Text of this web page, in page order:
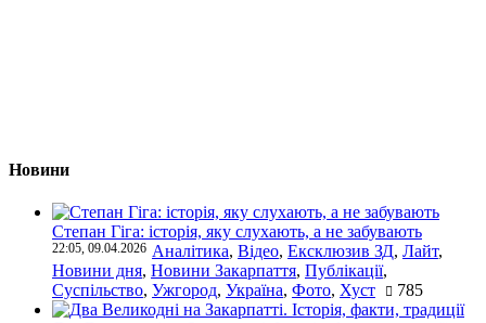
Новини
Степан Гіга: історія, яку слухають, а не забувають
22:05, 09.04.2026 Аналітика, Відео, Ексклюзив ЗД, Лайт,
Новини дня, Новини Закарпаття, Публікації,
Суспільство, Ужгород, Україна, Фото, Хуст 785